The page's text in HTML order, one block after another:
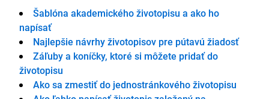
Šablóna akademického životopisu a ako ho
napísať
Najlepšie návrhy životopisov pre pútavú žiadosť
Záľuby a koníčky, ktoré si môžete pridať do
životopisu
Ako sa zmestiť do jednostránkového životopisu